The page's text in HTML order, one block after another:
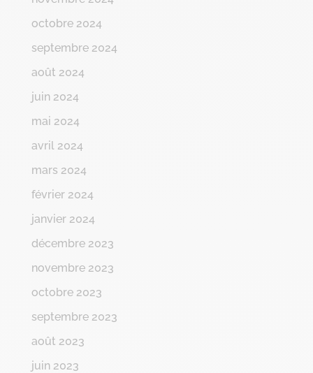
octobre 2024
septembre 2024
août 2024
juin 2024
mai 2024
avril 2024
mars 2024
février 2024
janvier 2024
décembre 2023
novembre 2023
octobre 2023
septembre 2023
août 2023
juin 2023